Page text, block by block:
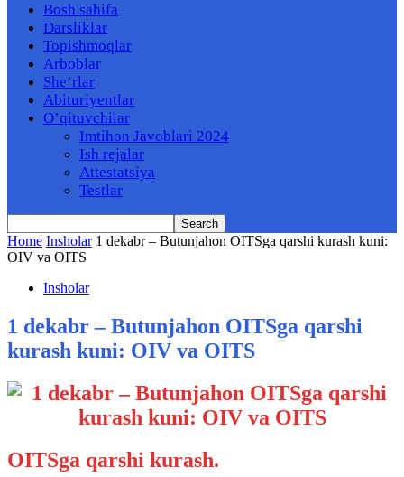
Bosh sahifa
Darsliklar
Topishmoqlar
Arboblar
She’rlar
Abituriyentlar
O’qituvchilar
Imtihon Javoblari 2024
Ish rejalar
Attestatsiya
Testlar
Home Insholar 1 dekabr – Butunjahon OITSga qarshi kurash kuni:
OIV va OITS
Insholar
1 dekabr – Butunjahon OITSga qarshi
kurash kuni: OIV va OITS
OITSga qarshi kurash.